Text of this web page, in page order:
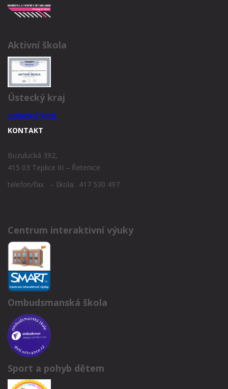
Aktivní škola
Ústecký kraj
KONTAKT
Buzulucká 392,
415 03 Teplice III – Řetenice
telefon/fax – škola: 417 530 497
Centrum interaktivní výuky
Ombudsmanská škola
Sport a pohyb dětem